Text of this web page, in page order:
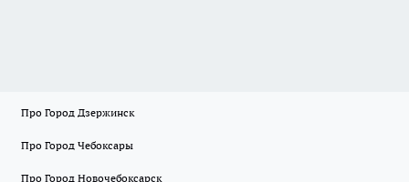
Про Город Дзержинск
Про Город Чебоксары
Про Город Новочебоксарск